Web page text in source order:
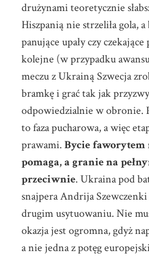
drużynami teoretycznie
Hiszpanią nie strzeliła gola,
panujące upały czy
kolejne (w przypadku
meczu z Ukrainą Szwecja
bramkę i grać tak jak
odpowiedzialnie w obronie.
to faza pucharowa, a więc
prawami. Bycie
pomaga, a granie na
przeciwnie. Ukraina pod
snajpera Andrija
drugim usytuowaniu. Nie
okazja jest ogromna, gdyż
a nie jedna z potęg